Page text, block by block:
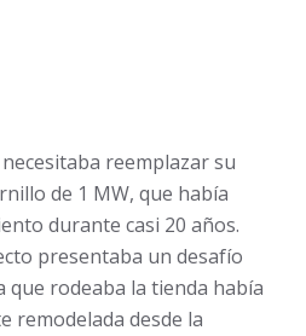
reemplazar su
de 1 MW, que había
durante casi 20 años.
presentaba un desafío
que rodeaba la tienda había
remodelada desde la